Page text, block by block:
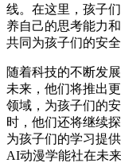
线。在这里，孩子
养自己的思考能力
共同为孩子们的安
随着科技的不断发
未来，他们将推出
领域，为孩子们的
时，他们还将继续
为孩子们的学习提
AI动漫学能社在未